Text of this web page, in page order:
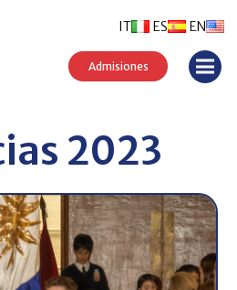
ES EN
IT
Admisiones
2023